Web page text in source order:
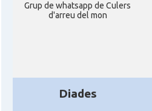
Grup de whatsapp de Culers
d'arreu del mon
Diades